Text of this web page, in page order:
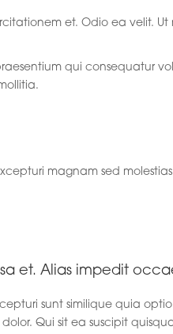
et. Odio ea velit.
qui consequatur
magnam sed
et. Alias impedit
sunt similique quia
Qui sit ea suscipit